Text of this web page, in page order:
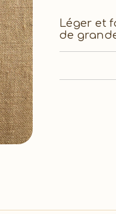
Léger et
de